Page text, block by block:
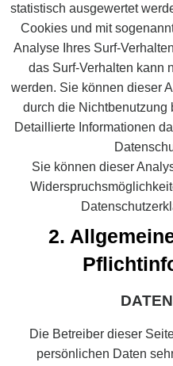
statistisch ausgewertet
Cookies und mit
Analyse Ihres Surf-
das Surf-Verhalten kann
werden. Sie können dieser
durch die Nichtbenutzung
Detaillierte Informationen
Sie können dieser
2.
Die Betreiber dieser
persönlichen Daten